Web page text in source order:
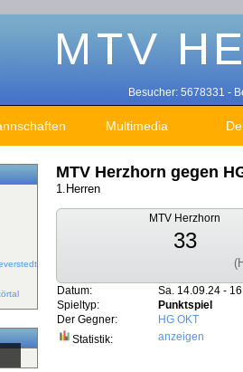
Besucher: 5678331 -
Multimedia
MTV Herzhorn gegen
1.Herren
MTV Herzhorn
33
Datum:
Sa. 14.09.24 -
Spieltyp:
Punktspiel
Der Gegner:
HG OKT
Statistik:
anzeigen